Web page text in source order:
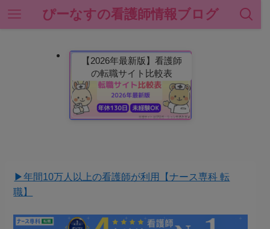
ぴーなすの看護師情報ブログ
【2026年最新版】看護師
の転職サイト比較表
▶︎年間10万人以上の看護師が利用【ナース専科 転
職】